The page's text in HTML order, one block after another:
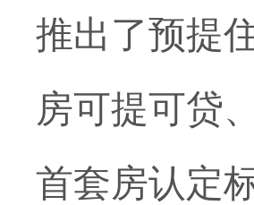
推出了预提
房可提可贷
首套房认定